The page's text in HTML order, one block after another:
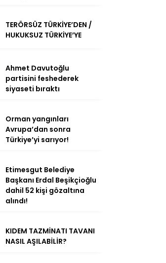
TERÖRSÜZ TÜRKİYE’DEN /
HUKUKSUZ TÜRKİYE’YE
Ahmet Davutoğlu
partisini feshederek
siyaseti bıraktı
Orman yangınları
Avrupa’dan sonra
Türkiye’yi sarıyor!
Etimesgut Belediye
Başkanı Erdal Beşikçioğlu
dahil 52 kişi gözaltına
alındı!
KIDEM TAZMİNATI TAVANI
NASIL AŞILABİLİR?